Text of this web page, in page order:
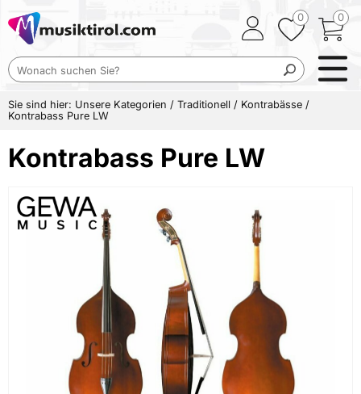
0
0
Sie sind hier: Unsere Kategorien / Traditionell / Kontrabässe /
Kontrabass Pure LW
Kontrabass Pure LW